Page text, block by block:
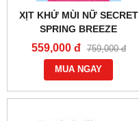
XỊT KHỬ MÙI NỮ SECRET
SPRING BREEZE
ANTIPERSPIRANT
DEODORANT NHẬP KHẨU
MỸ - 0858193968 -
0944193968 -
AMYLALASHOP.COM -
559,000 đ 759,000 đ
MUA NGAY